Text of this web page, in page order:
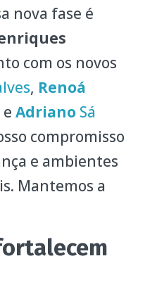
nova fase é
com os novos
, Renoá
e AdrianoSá
compromisso
e ambientes
Mantemos a